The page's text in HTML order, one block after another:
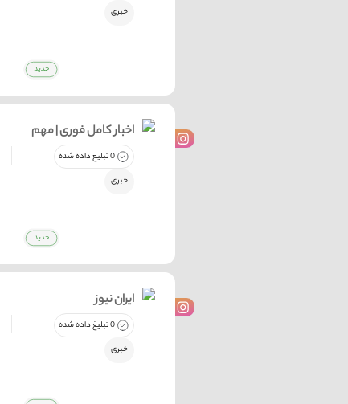
خبری
اخبار کامل فوری | مهم
0 تبلیغ داده شده
خبری
ایران نیوز
0 تبلیغ داده شده
خبری